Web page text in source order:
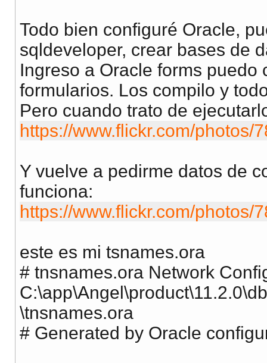
Todo bien configuré Oracle,
sqldeveloper, crear bases de
Ingreso a Oracle forms
formularios. Los compilo y
Pero cuando trato de
https://www.flickr.com/photos/
Y vuelve a pedirme datos de
funciona:
https://www.flickr.com/photos/
este es mi tsnames.ora
# tnsnames.ora Network
\tnsnames.ora
# Generated by Oracle